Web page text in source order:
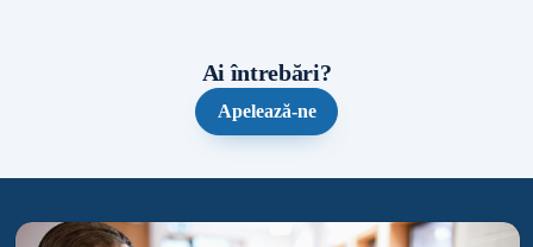
Ai întrebări?
Apelează-ne